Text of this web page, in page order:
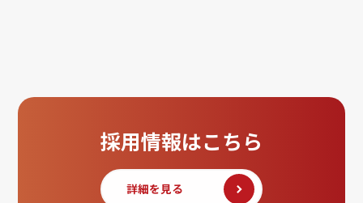
採用情報はこちら
詳細を見る